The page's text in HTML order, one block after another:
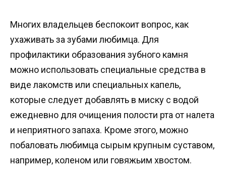
Многих владельцев беспокоит вопрос, как
ухаживать за зубами любимца. Для
профилактики образования зубного камня
можно использовать специальные средства в
виде лакомств или специальных капель,
которые следует добавлять в миску с водой
ежедневно для очищения полости рта от налета
и неприятного запаха. Кроме этого, можно
побаловать любимца сырым крупным суставом,
например, коленом или говяжьим хвостом.